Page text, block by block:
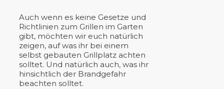
Auch wenn es keine Gesetze und
Richtlinien zum Grillen im Garten
gibt, möchten wir euch natürlich
zeigen, auf was ihr bei einem
selbst gebauten Grillplatz achten
solltet. Und natürlich auch, was ihr
hinsichtlich der Brandgefahr
beachten solltet.